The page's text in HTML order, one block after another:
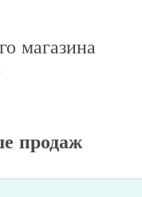
магазина
продаж